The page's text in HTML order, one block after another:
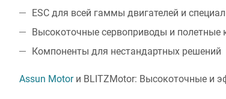
ESC для всей гаммы двигателей и
Высокоточные сервоприводы и полетные
Компоненты для нестандартных решений
Assun Motorи BLITZMotor: Высокоточные и